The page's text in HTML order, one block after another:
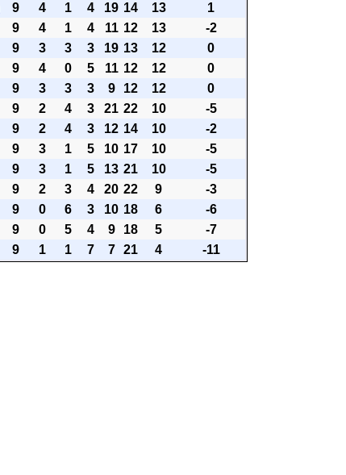
9 4 1 4 19 14 13
1
9 4 1 4 11 12 13
-2
9 3 3 3 19 13 12
0
9 4 0 5 11 12 12
0
9 3 3 3 9 12 12
0
9 2 4 3 21 22 10
-5
9 2 4 3 12 14 10
-2
9 3 1 5 10 17 10
-5
9 3 1 5 13 21 10
-5
9 2 3 4 20 22 9
-3
9 0 6 3 10 18 6
-6
9 0 5 4 9 18 5
-7
9 1 1 7 7 21 4 -11